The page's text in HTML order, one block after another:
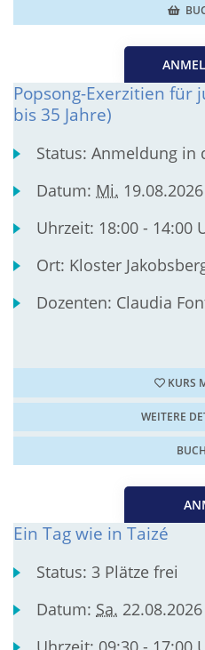
Popsong-Exerzitien für
bis 35 Jahre)
Status:Anmeldung in
Datum: Mi.
Uhrzeit: 18:00 - 14:00
Ort: Kloster
Dozenten: Claudia
KURS
WEITERE
Ein Tag wie in Taizé
Status:3 Plätze frei
Datum: Sa. 22.08.2026